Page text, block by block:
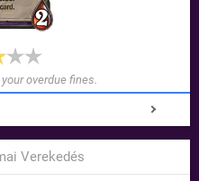
overdue fines.
Verekedés